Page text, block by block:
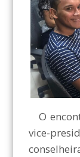
O
vice-